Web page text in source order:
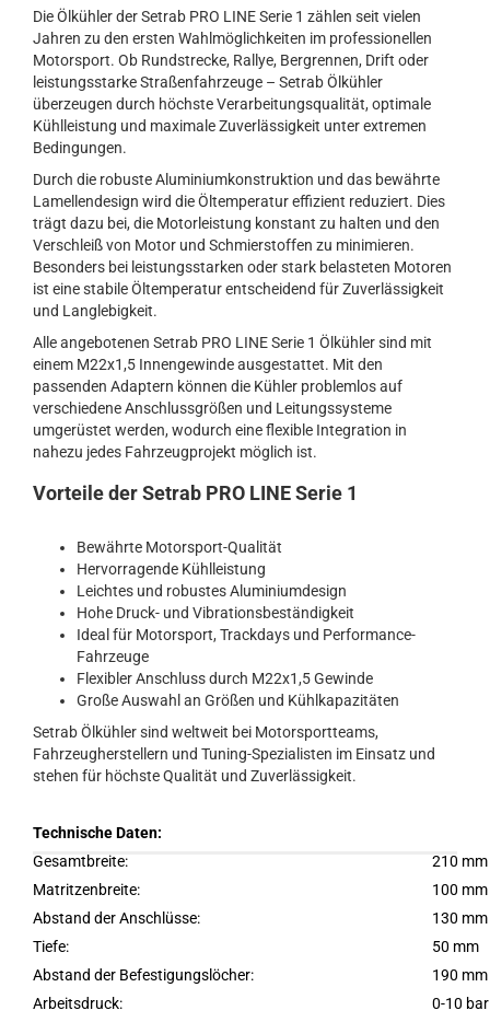
Die Ölkühler der Setrab PRO LINE Serie 1 zählen seit vielen
Jahren zu den ersten Wahlmöglichkeiten im professionellen
Motorsport. Ob Rundstrecke, Rallye, Bergrennen, Drift oder
leistungsstarke Straßenfahrzeuge – Setrab Ölkühler
überzeugen durch höchste Verarbeitungsqualität, optimale
Kühlleistung und maximale Zuverlässigkeit unter extremen
Bedingungen.
Durch die robuste Aluminiumkonstruktion und das bewährte
Lamellendesign wird die Öltemperatur effizient reduziert. Dies
trägt dazu bei, die Motorleistung konstant zu halten und den
Verschleiß von Motor und Schmierstoffen zu minimieren.
Besonders bei leistungsstarken oder stark belasteten Motoren
ist eine stabile Öltemperatur entscheidend für Zuverlässigkeit
und Langlebigkeit.
Alle angebotenen Setrab PRO LINE Serie 1 Ölkühler sind mit
einem M22x1,5 Innengewinde ausgestattet. Mit den
passenden Adaptern können die Kühler problemlos auf
verschiedene Anschlussgrößen und Leitungssysteme
umgerüstet werden, wodurch eine flexible Integration in
nahezu jedes Fahrzeugprojekt möglich ist.
Vorteile der Setrab PRO LINE Serie 1
Bewährte Motorsport-Qualität
Hervorragende Kühlleistung
Leichtes und robustes Aluminiumdesign
Hohe Druck- und Vibrationsbeständigkeit
Ideal für Motorsport, Trackdays und Performance-
Fahrzeuge
Flexibler Anschluss durch M22x1,5 Gewinde
Große Auswahl an Größen und Kühlkapazitäten
Setrab Ölkühler sind weltweit bei Motorsportteams,
Fahrzeugherstellern und Tuning-Spezialisten im Einsatz und
stehen für höchste Qualität und Zuverlässigkeit.
Technische Daten:
Gesamtbreite:
210 mm
Matritzenbreite:
100 mm
Abstand der Anschlüsse:
130 mm
Tiefe:
50 mm
Abstand der Befestigungslöcher:
190 mm
Arbeitsdruck:
0-10 bar